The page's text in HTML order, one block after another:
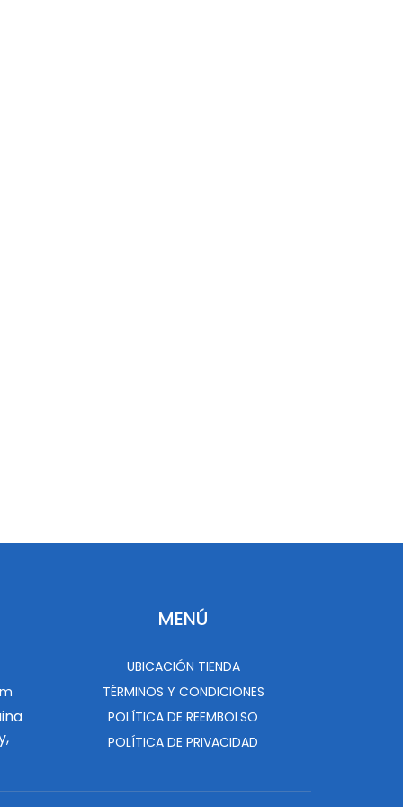
MENÚ
UBICACIÓN TIENDA
TÉRMINOS Y CONDICIONES
POLÍTICA DE REEMBOLSO
POLÍTICA DE PRIVACIDAD